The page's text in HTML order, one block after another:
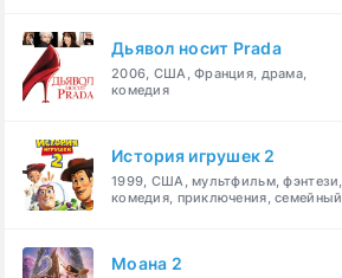
Дьявол носит Prada
2006, США, Франция, драма,
комедия
История игрушек 2
1999, США, мультфильм, фэнтези,
комедия, приключения, семейный
Моана 2